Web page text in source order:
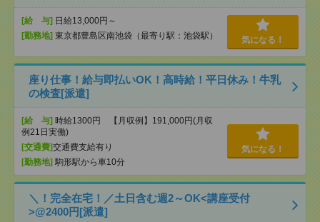
[給 与] 日給13,000円～
[勤務地] 東京都豊島区南池袋（最寄り駅：池袋駅） 気になる！
座り仕事！給与即払いOK！高時給！平日休み！牛乳
の検査[派遣]
[給 与] 時給1300円 【月収例】191,000円(月収
例21日実働)
[交通費]交通費支給有り
[勤務地] 駒形駅から車10分
気になる！
＼！完全在宅！／土日含む週2～OK<講座受付
>@2400円[派遣]